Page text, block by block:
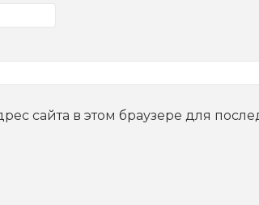
сайта в этом браузере для